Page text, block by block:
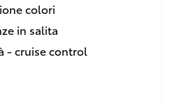
colori
in salita
- cruise control